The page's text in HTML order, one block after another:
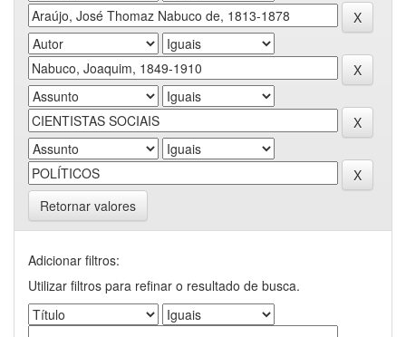
Retornar valores
Adicionar filtros:
Utilizar filtros para refinar o resultado de busca.